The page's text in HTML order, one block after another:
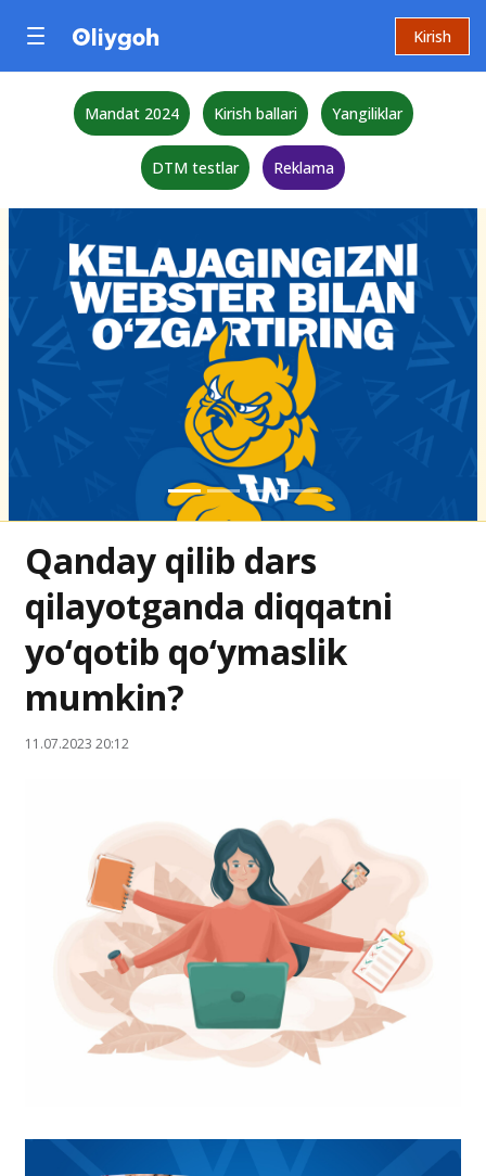
Kirish
Mandat 2024 Kirish ballari Yangiliklar
DTM testlar Reklama
Qanday qilib dars
qilayotganda diqqatni
yo‘qotib qo‘ymaslik
mumkin?
11.07.2023 20:12